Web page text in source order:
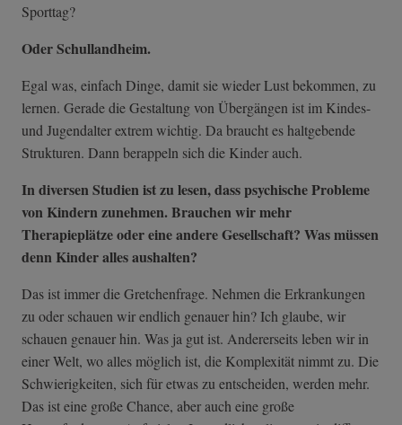
Sporttag?
Oder Schullandheim.
Egal was, einfach Dinge, damit sie wieder Lust bekommen, zu
lernen. Gerade die Gestaltung von Übergängen ist im Kindes-
und Jugendalter extrem wichtig. Da braucht es haltgebende
Strukturen. Dann berappeln sich die Kinder auch.
In diversen Studien ist zu lesen, dass psychische Probleme
von Kindern zunehmen. Brauchen wir mehr
Therapieplätze oder eine andere Gesellschaft? Was müssen
denn Kinder alles aushalten?
Das ist immer die Gretchenfrage. Nehmen die Erkrankungen
zu oder schauen wir endlich genauer hin? Ich glaube, wir
schauen genauer hin. Was ja gut ist. Andererseits leben wir in
einer Welt, wo alles möglich ist, die Komplexität nimmt zu. Die
Schwierigkeiten, sich für etwas zu entscheiden, werden mehr.
Das ist eine große Chance, aber auch eine große